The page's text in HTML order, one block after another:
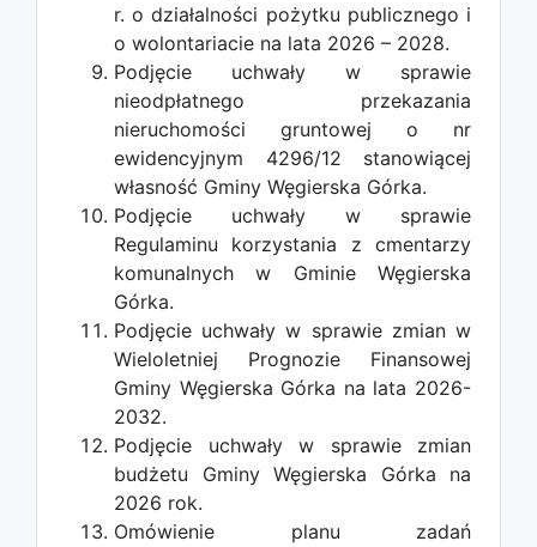
r. o działalności pożytku publicznego i
o wolontariacie na lata 2026 – 2028.
Podjęcie uchwały w sprawie
nieodpłatnego przekazania
nieruchomości gruntowej o nr
ewidencyjnym 4296/12 stanowiącej
własność Gminy Węgierska Górka.
Podjęcie uchwały w sprawie
Regulaminu korzystania z cmentarzy
komunalnych w Gminie Węgierska
Górka.
Podjęcie uchwały w sprawie zmian w
Wieloletniej Prognozie Finansowej
Gminy Węgierska Górka na lata 2026-
2032.
Podjęcie uchwały w sprawie zmian
budżetu Gminy Węgierska Górka na
2026 rok.
Omówienie planu zadań